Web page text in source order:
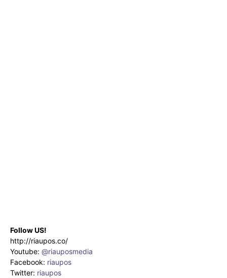
Follow US!
http://riaupos.co/
Youtube: @riauposmedia
Facebook: riaupos
Twitter: riaupos